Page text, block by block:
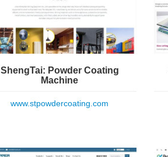
ShengTai: Powder Coating
Machine
www.stpowdercoating.com